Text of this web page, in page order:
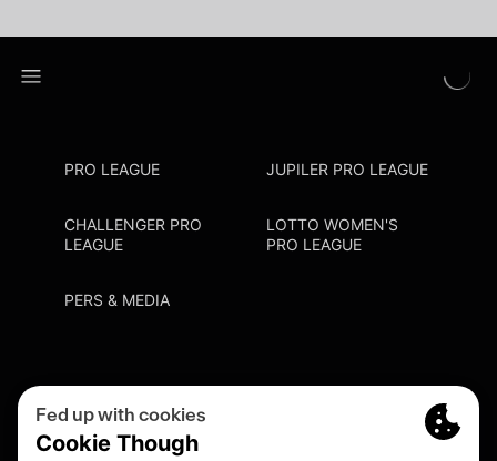
PRO LEAGUE JUPILER PRO LEAGUE
CHALLENGER PRO
LEAGUE
LOTTO WOMEN'S
PRO LEAGUE
PERS & MEDIA